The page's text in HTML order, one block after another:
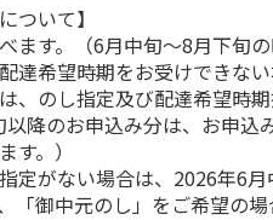
ついて】
す。（6月中旬～8月下旬の
達希望時期をお受けできない
、のし指定及び配達希望時
以降のお申込み分は、お申込
す。）
定がない場合は、2026年6
「御中元のし」をご希望の